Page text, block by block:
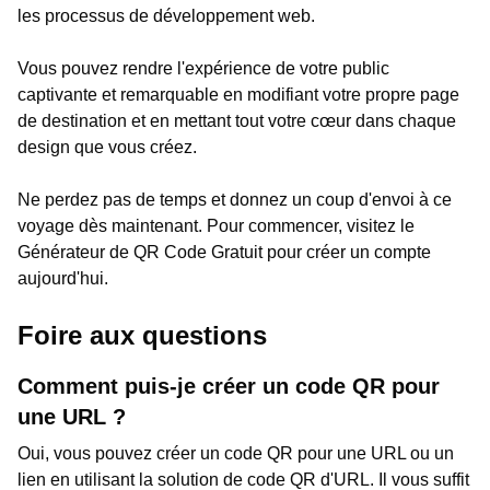
les processus de développement web.
Vous pouvez rendre l'expérience de votre public
captivante et remarquable en modifiant votre propre page
de destination et en mettant tout votre cœur dans chaque
design que vous créez.
Ne perdez pas de temps et donnez un coup d'envoi à ce
voyage dès maintenant. Pour commencer, visitez le
Générateur de QR Code Gratuit pour créer un compte
aujourd'hui.
Foire aux questions
Comment puis-je créer un code QR pour
une URL ?
Oui, vous pouvez créer un code QR pour une URL ou un
lien en utilisant la solution de code QR d'URL. Il vous suffit